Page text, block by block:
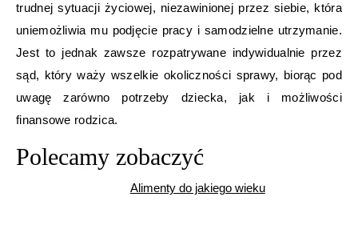
trudnej sytuacji życiowej, niezawinionej przez siebie, która
uniemożliwia mu podjęcie pracy i samodzielne utrzymanie.
Jest to jednak zawsze rozpatrywane indywidualnie przez
sąd, który waży wszelkie okoliczności sprawy, biorąc pod
uwagę zarówno potrzeby dziecka, jak i możliwości
finansowe rodzica.
Polecamy zobaczyć
Alimenty do jakiego wieku